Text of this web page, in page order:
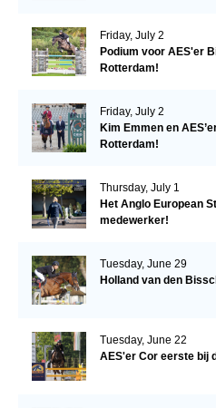
Friday, July 2
Podium voor AES'er
Rotterdam!
Friday, July 2
Kim Emmen en
Rotterdam!
Thursday, July 1
Het Anglo European
medewerker!
Tuesday, June 29
Holland van den
Tuesday, June 22
AES'er Cor eerste bij